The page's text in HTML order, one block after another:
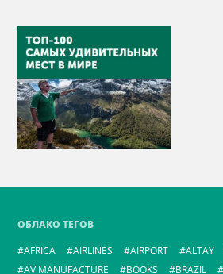
ОБЛАКО ТЕГОВ
AFRICA
AIRLINES AIRPORT ALTAY
AV MANUFACTURE
BOOKS BRAZIL